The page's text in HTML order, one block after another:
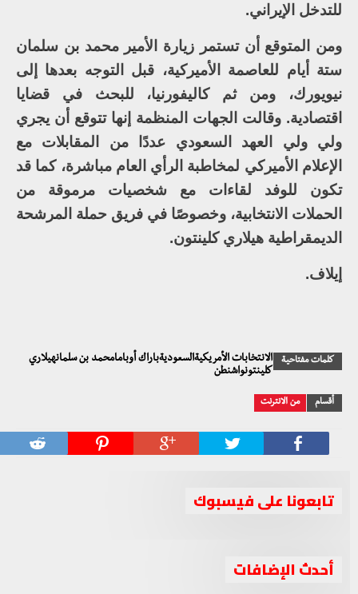
للتدخل الإيراني.
ومن المتوقع أن تستمر زيارة الأمير محمد بن سلمان
ستة أيام للعاصمة الأميركية، قبل التوجه بعدها إلى
نيويورك، ومن ثم كاليفورنيا، للبحث في قضايا
اقتصادية. وقالت الجهات المنظمة إنها تتوقع أن يجري
ولي ولي العهد السعودي عددًا من المقابلات مع
الإعلام الأميركي لمخاطبة الرأي العام مباشرة، كما قد
تكون للوفد لقاءات مع شخصيات مرموقة من
الحملات الانتخابية، وخصوصًا في فريق حملة المرشحة
الديمقراطية هيلاري كلينتون.
إيلاف.
كلمات مفتاحية
الانتخابات الأمريكيةالسعوديةباراك أوبامامحمد بن سلمانهيلاري
كلينتونواشنطن
أقسام من الانترنت
تابعونا على فيسبوك
أحدث الإضافات